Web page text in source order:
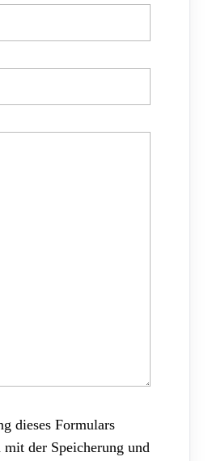
dieses Formulars
der Speicherung und